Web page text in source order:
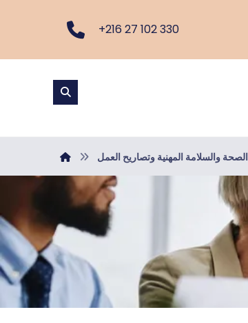
+216 27 102 330
الصحة والسلامة المهنية وتصاريح العمل